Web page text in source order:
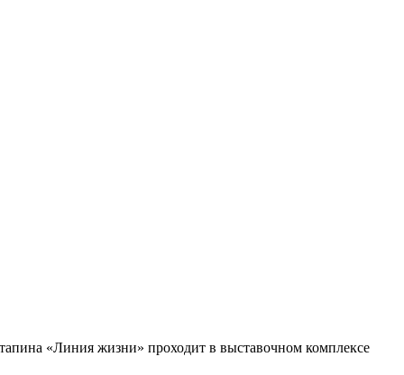
«Линия жизни» проходит в выставочном комплексе